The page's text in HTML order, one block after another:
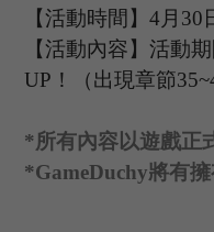
【活動時間】4 月 30
【活動內容】活動
UP ！（出現章節
*所有內容以遊戲正
*GameDuchy將有